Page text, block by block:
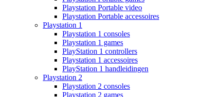
Playstation Portable video
Playstation Portable accessoires
Playstation 1
Playstation 1 consoles
Playstation 1 games
PlayStation 1 controllers
Playstation 1 accessoires
PlayStation 1 handleidingen
Playstation 2
Playstation 2 consoles
Playstation 2 games